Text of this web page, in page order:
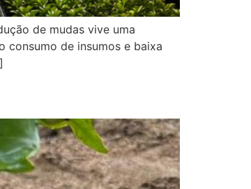
de mudas vive uma
consumo de insumos e baixa